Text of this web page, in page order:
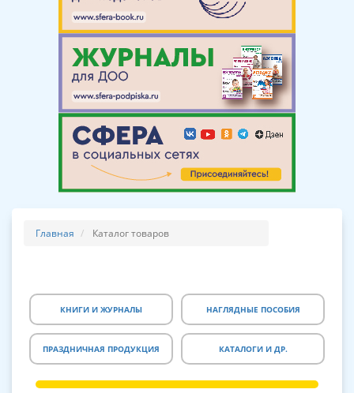
Главная Каталог товаров
КНИГИ И ЖУРНАЛЫ НАГЛЯДНЫЕ ПОСОБИЯ
ПРАЗДНИЧНАЯ ПРОДУКЦИЯ КАТАЛОГИ И ДР.